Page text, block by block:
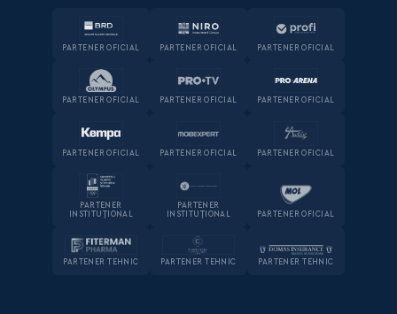
PARTENER OFICIAL PARTENER OFICIAL PARTENER OFICIAL
PARTENER OFICIAL PARTENER OFICIAL PARTENER OFICIAL
PARTENER OFICIAL PARTENER OFICIAL PARTENER OFICIAL
PARTENER
INSTITUȚIONAL
PARTENER
INSTITUȚIONAL
PARTENER OFICIAL
PARTENER TEHNIC PARTENER TEHNIC PARTENER TEHNIC